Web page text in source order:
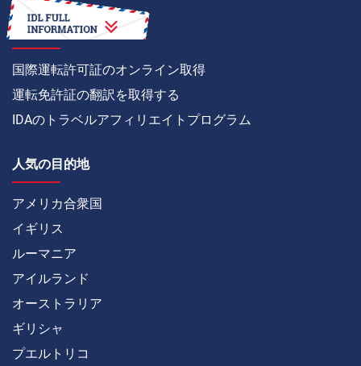
方法
国際運転許可証のオンライン取得
運転免許証の翻訳を取得する
IDAのトラベルアフィリエイトプログラム
人気の目的地
アメリカ合衆国
イギリス
ルーマニア
アイルランド
オーストラリア
ギリシャ
プエルトリコ